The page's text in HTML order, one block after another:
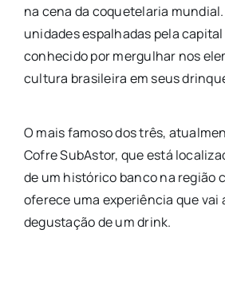
na cena da coquetelaria
unidades espalhadas pela
conhecido por mergulhar nos
cultura brasileira em seus
O mais famoso dos três,
Cofre SubAstor, que está
de um histórico banco na região
oferece uma experiência que vai
degustação de um drink.